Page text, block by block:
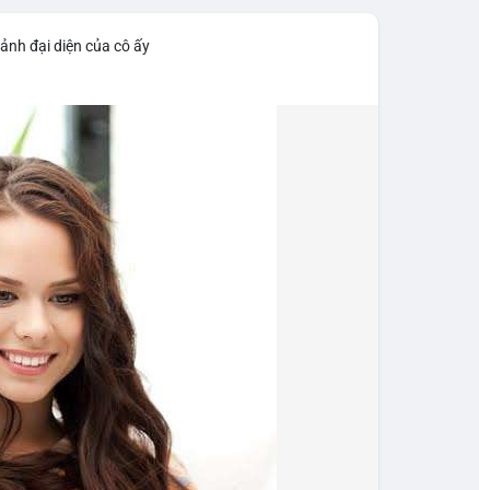
tỷ USD, gần như đứng yên (tăng 0,14%).
độ tăng trưởng chậm lại. Trong khi đó, tổng
nhà đầu tư đang giữ tiền mặt chờ đợi.
bị rút tiền và đã chặn truy cập từ xa để
mới có hiệu lực từ 1/1/2027, yêu cầu tạm dừng
USD chuyển sang nhà cung cấp nước ngoài
thác thành công 2 block rồi dừng do thiếu
dài nhiều giờ.
giai đoạn tích lũy với tâm lý sợ hãi chiếm
quản trị rủi ro và chờ đợi tín hiệu rõ ràng hơn
với 1 tỷ USD) trước khi gia tăng vị thế.
gian của Vlike.vn!
#brazilcryptoregulation
đại diện của cô ấy